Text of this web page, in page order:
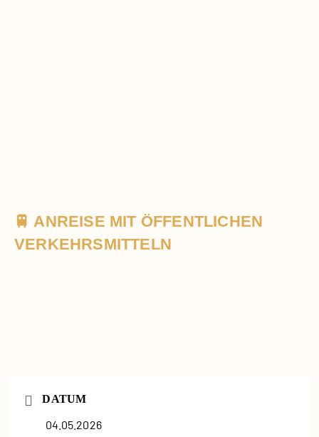
🚆 ANREISE MIT ÖFFENTLICHEN
VERKEHRSMITTELN
DATUM
04.05.2026